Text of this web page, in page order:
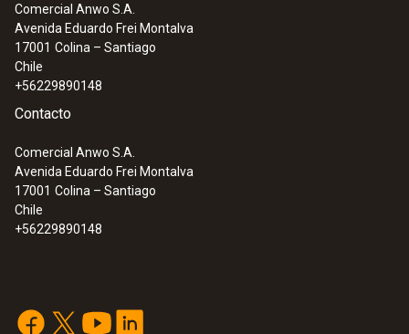
Comercial Anwo S.A.
Avenida Eduardo Frei Montalva
17001 Colina – Santiago
Chile
+56229890148
Contacto
Comercial Anwo S.A.
Avenida Eduardo Frei Montalva
17001 Colina – Santiago
Chile
+56229890148